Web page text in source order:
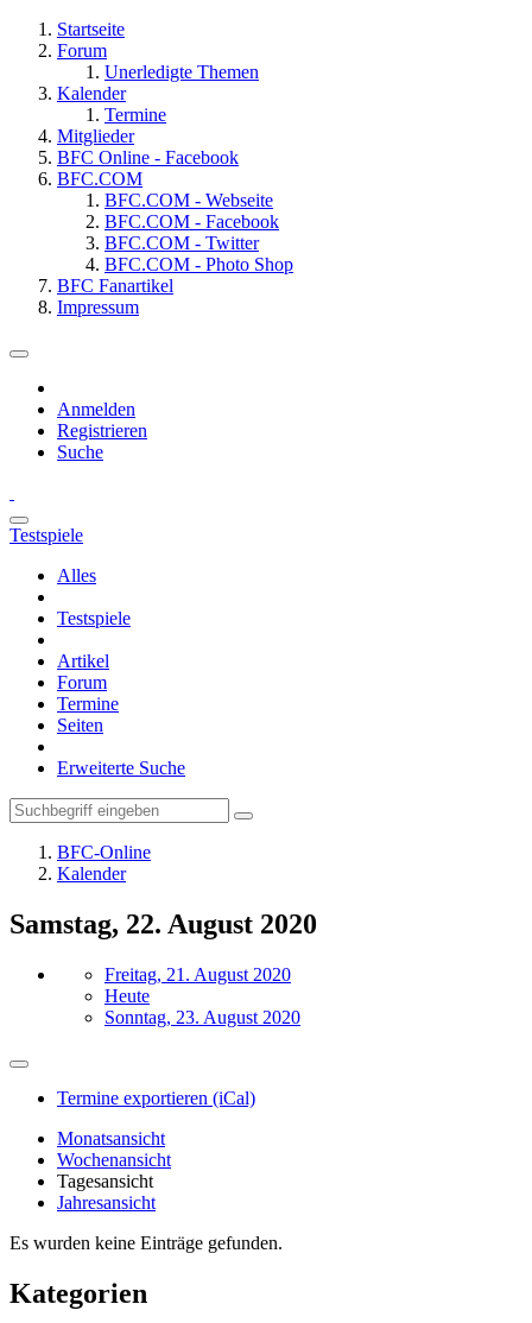
Startseite
Forum
Unerledigte Themen
Kalender
Termine
Mitglieder
BFC Online - Facebook
BFC.COM
BFC.COM - Webseite
BFC.COM - Facebook
BFC.COM - Twitter
BFC.COM - Photo Shop
BFC Fanartikel
Impressum
Anmelden
Registrieren
Suche
Testspiele
Alles
Testspiele
Artikel
Forum
Termine
Seiten
Erweiterte Suche
BFC-Online
Kalender
Samstag, 22. August 2020
Freitag, 21. August 2020
Heute
Sonntag, 23. August 2020
Termine exportieren (iCal)
Monatsansicht
Wochenansicht
Tagesansicht
Jahresansicht
Es wurden keine Einträge gefunden.
Kategorien